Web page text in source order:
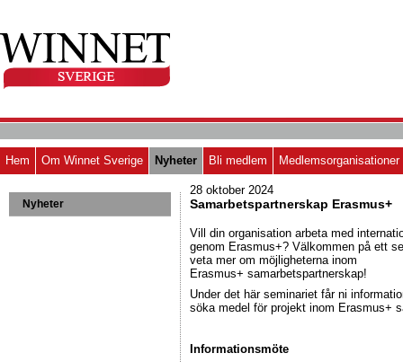
Hem Om Winnet Sverige Nyheter Bli medlem Medlemsorganisationer
Nyheter
28 oktober 2024
Samarbetspartnerskap Erasmus+
Vill din organisation arbeta med
genom Erasmus+? Välkommen på ett
veta mer om möjligheterna inom
Erasmus+ samarbetspartnerskap!
Under det här seminariet får ni
söka medel för projekt inom Erasmus+
Informationsmöte